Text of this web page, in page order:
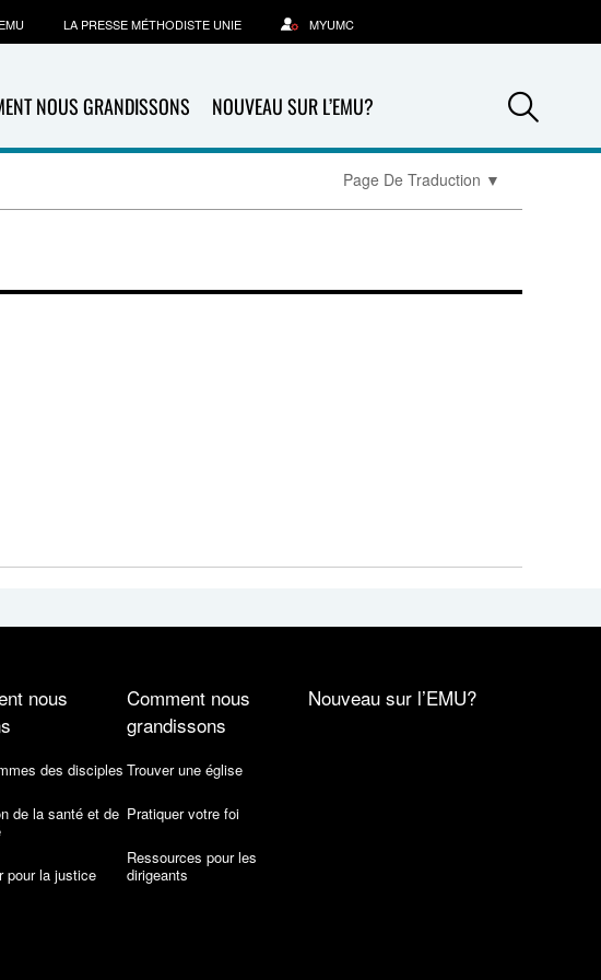
NOUS GRANDISSONS NOUVEAU SUR L’EMU?
LA PRESSE MÉTHODISTE UNIE MYUMC
Page De Traduction ▼
nous
des disciples
de la santé et de
pour la justice
Comment nous
grandissons
Trouver une église
Pratiquer votre foi
Ressources pour les
dirigeants
Nouveau sur l’EMU?